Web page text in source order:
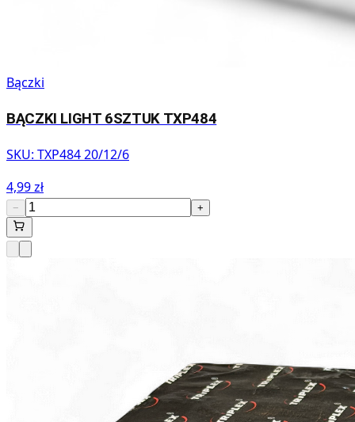
Bączki
BĄCZKI LIGHT 6SZTUK TXP484
SKU: TXP484 20/12/6
4,99 zł
− +